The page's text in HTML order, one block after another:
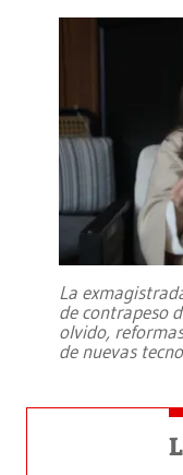
La
de contrapeso
olvido,
de nuevas